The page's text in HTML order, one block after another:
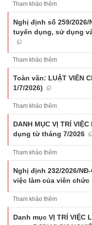
Tham khảo thêm
Nghị định số 259/
tuyển dụng, sử dụng
Tham khảo thêm
Toàn văn: LUẬT VIÊN
1/7/2026)
Tham khảo thêm
DANH MỤC VỊ TRÍ
dụng từ tháng 7/2026
Tham khảo thêm
Nghị định 232/2026/
việc làm của viên chức
Tham khảo thêm
Danh mục VỊ TRÍ VIỆC